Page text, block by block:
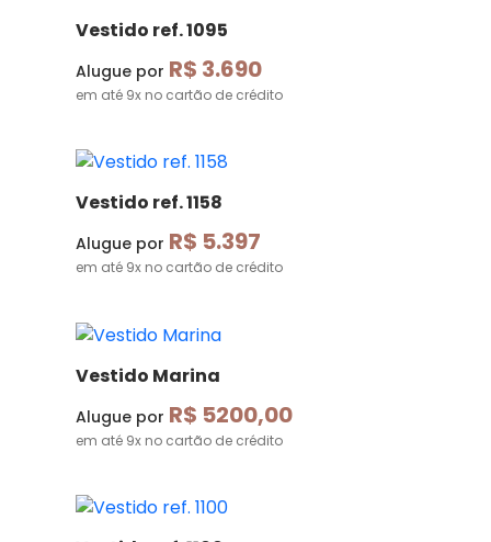
Vestido ref. 1095
Alugue por R$ 3.690
em até 9x no cartão de crédito
Vestido ref. 1158
Alugue por R$ 5.397
em até 9x no cartão de crédito
Vestido Marina
Alugue por R$ 5200,00
em até 9x no cartão de crédito